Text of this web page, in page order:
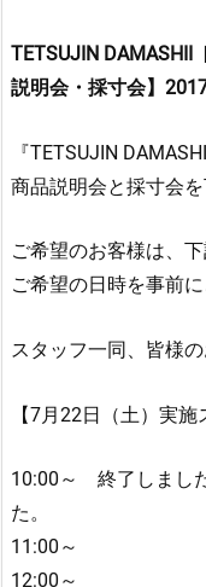
TETSUJIN
説明会・採寸会】
『TETSUJIN
商品説明会と採寸会
ご希望のお客様は、
ご希望の日時を事前に
スタッフ一同、皆様
【7月22日（土）実施
10:00～ 終了しまし
た。
11:00～
12:00～